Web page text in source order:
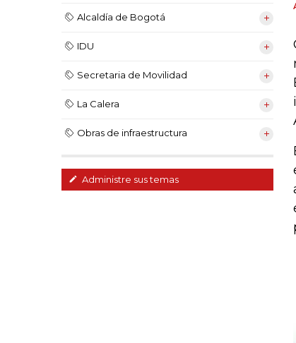
Alcaldía de Bogotá
IDU
Secretaria de Movilidad
La Calera
Obras de infraestructura
Administre sus temas